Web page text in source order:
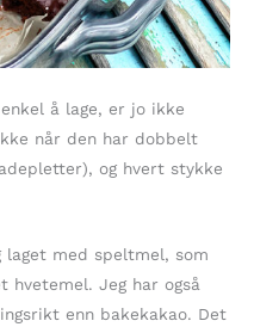
å lage, er jo ikke
når den har dobbelt
og hvert stykke
laget med speltmel, som
hvetemel. Jeg har også
enn bakekakao. Det